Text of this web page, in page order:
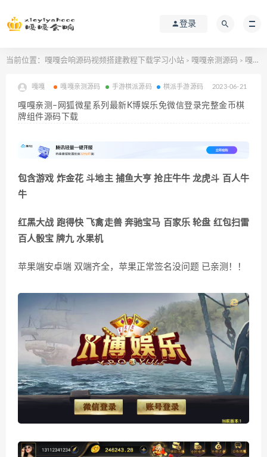
登录
当前位置： 嘎嘎会响源码视频搭建教程下载学习小站 > 嘎嘎亲测源码 > 嘎嘎亲测–网狐微星系列最新K博娱乐免微信登录完整金币棋牌组件源码下载
嘎嘎 嘎嘎亲测源码 手游棋派源码 棋派手游源码 2023-06-21
嘎嘎亲测–网狐微星系列最新K博娱乐免微信登录完整金币棋
牌组件源码下载
包含游戏 炸金花 斗地主 捕鱼大亨 抢庄牛牛 龙虎斗 百人牛
牛
红黑大战 跑得快 飞禽走兽 奔驰宝马 百家乐 轮盘 红包扫雷
百人骰宝 牌九 水果机
苹果端安卓端 双端齐全，苹果正常签名没问题 已亲测！！